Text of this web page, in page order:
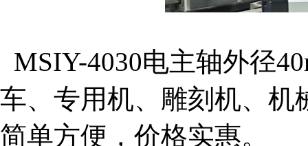
MSIY-4030电主轴外径
车、专用机、雕刻机、机
简单方便，价格实惠。